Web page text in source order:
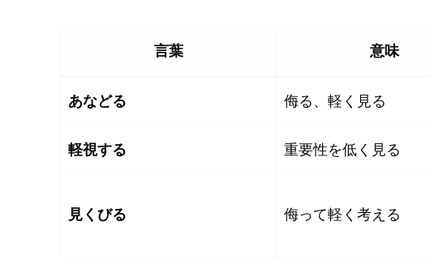
言葉 意味
あなどる 侮る、軽く見る
軽視する 重要性を低く見る
見くびる 侮って軽く考える